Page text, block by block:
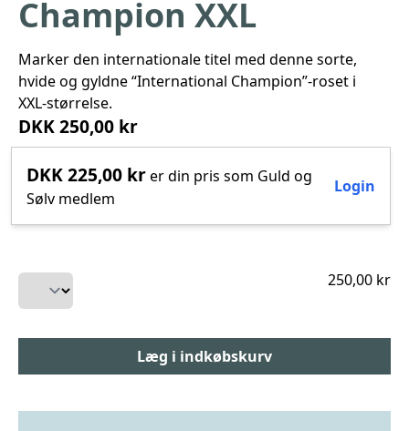
Champion XXL
Marker den internationale titel med denne sorte,
hvide og gyldne “International Champion”-roset i
XXL‑størrelse.
DKK 250,00 kr
DKK 225,00 krer din pris som Guld og
Sølv medlem
Login
250,00 kr